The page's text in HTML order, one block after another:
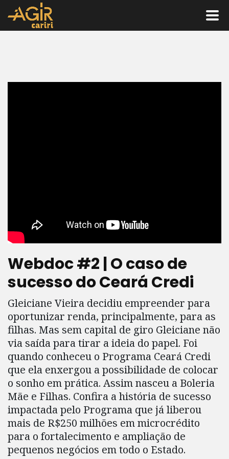
Webdoc #2 | O caso de
sucesso do Ceará Credi
Gleiciane Vieira decidiu empreender para
oportunizar renda, principalmente, para as
filhas. Mas sem capital de giro Gleiciane não
via saída para tirar a ideia do papel. Foi
quando conheceu o Programa Ceará Credi
que ela enxergou a possibilidade de colocar
o sonho em prática. Assim nasceu a Boleria
Mãe e Filhas. Confira a história de sucesso
impactada pelo Programa que já liberou
mais de R$250 milhões em microcrédito
para o fortalecimento e ampliação de
pequenos negócios em todo o Estado.